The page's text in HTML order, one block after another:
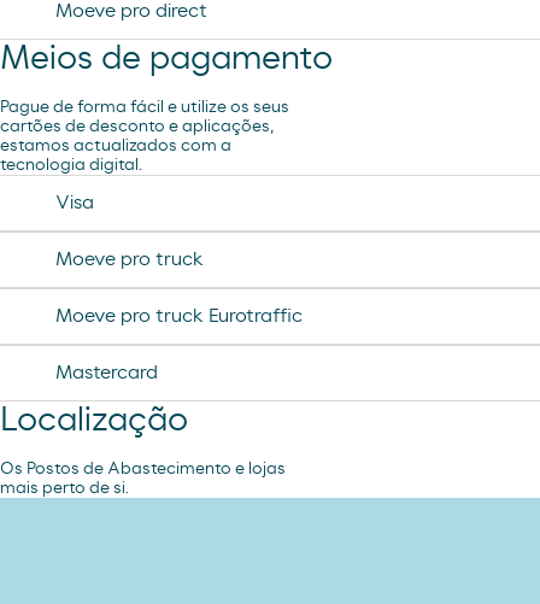
Moeve pro direct
Meios de pagamento
Pague de forma fácil e utilize os seus
cartões de desconto e aplicações,
estamos actualizados com a
tecnologia digital.
Visa
Moeve pro truck
Moeve pro truck Eurotraffic
Mastercard
Localização
Os Postos de Abastecimento e lojas
mais perto de si.